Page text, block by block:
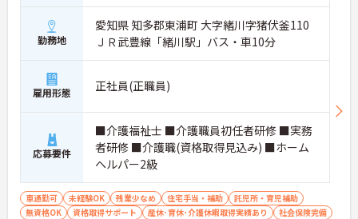
勤務地
愛知県 知多郡東浦町 大字緒川字猪伏釜110
ＪＲ武豊線「緒川駅」バス・車10分
雇用形態 正社員(正職員)
応募要件
■介護福祉士 ■介護職員初任者研修 ■実務
者研修 ■介護職(資格取得見込み) ■ホーム
ヘルパー2級
車通勤可 未経験OK 残業少なめ 住宅手当・補助
託児所・育児補助
無資格OK
資格取得サポート 産休･育休･介護休暇取得実績あり
社会保険完備